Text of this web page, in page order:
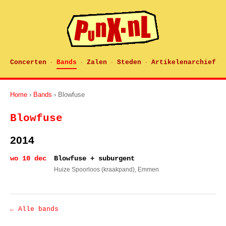
Concerten · Bands · Zalen · Steden · Artikelenarchief
Home › Bands › Blowfuse
Blowfuse
2014
wo 10 dec Blowfuse + suburgent
Huize Spoorloos (kraakpand), Emmen
← Alle bands